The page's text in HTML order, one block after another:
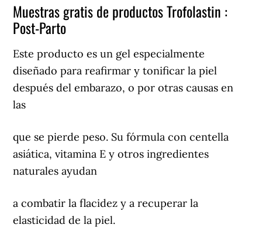
Muestras gratis de productos Trofolastin :
Post-Parto
Este producto es un gel especialmente
diseñado para reafirmar y tonificar la piel
después del embarazo, o por otras causas en
las
que se pierde peso. Su fórmula con centella
asiática, vitamina E y otros ingredientes
naturales ayudan
a combatir la flacidez y a recuperar la
elasticidad de la piel.